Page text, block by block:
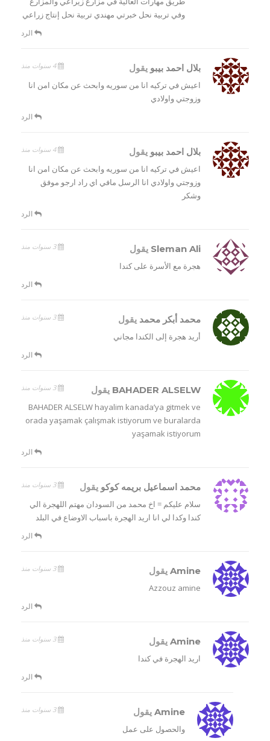
وفي تربية نحل خبرتي مهندي تربية نحل إنتاج زراعي
الرد
بلال احمد بيبو يقول 4 سنوات منذ
اعيش في تركيه انا من سوريه وابحث عن مكان امن انا
وزوجتي واولادي
الرد
بلال احمد بيبو يقول 4 سنوات منذ
اعيش في تركيه انا من سوريه وابحث عن مكان امن انا
وزوجتي واولادي انا الرسل مافي اي راد ارجو موفق
وشكر
الرد
Sleman Ali يقول 3 سنوات منذ
هجرة مع الأسرة على كندا
الرد
محمد أبكر محمد يقول 3 سنوات منذ
أريد هجرة إلى الكندا مجاني
الرد
BAHADER ALSELW يقول 3 سنوات منذ
BAHADER ALSELW hayalim kanada’ya gitmek ve
orada yaşamak çalışmak istiyorum ve buralarda
yaşamak istiyorum
الرد
محمد اسماعيل بريمه كوكو يقول 3 سنوات منذ
سلام عليكم = اخ محمد من السودان مهتم اللهجرة الي
كندا وكدا لي انا اريد الهجرة باسباب الاوضاع في البلد
الرد
Amine يقول 3 سنوات منذ
Azzouz amine
الرد
Amine يقول 3 سنوات منذ
اريد الهجرة في كندا
الرد
Amine يقول 3 سنوات منذ
والحصول على عمل